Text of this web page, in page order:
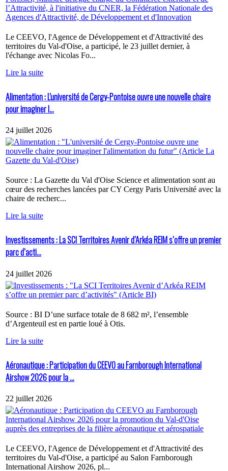
Le CEEVO, l'Agence de Développement et d'Attractivité des
territoires du Val-d'Oise, a participé, le 23 juillet dernier, à
l'échange avec Nicolas Fo...
Lire la suite
Alimentation : L'université de Cergy-Pontoise ouvre une nouvelle chaire
pour imaginer l...
24 juillet 2026
Source : La Gazette du Val d'Oise Science et alimentation sont au
cœur des recherches lancées par CY Cergy Paris Université avec la
chaire de recherc...
Lire la suite
Investissements : La SCI Territoires Avenir d’Arkéa REIM s’offre un premier
parc d’acti...
24 juillet 2026
Source : BI D’une surface totale de 8 682 m², l’ensemble
d’Argenteuil est en partie loué à Otis.
Lire la suite
Aéronautique : Participation du CEEVO au Farnborough International
Airshow 2026 pour la ...
22 juillet 2026
Le CEEVO, l'Agence de Développement et d'Attractivité des
territoires du Val-d'Oise, a participé au Salon Farnborough
International Airshow 2026, pl...